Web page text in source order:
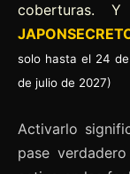
coberturas.
solo hasta el 24
de julio de 2027)
Activarlo
pase